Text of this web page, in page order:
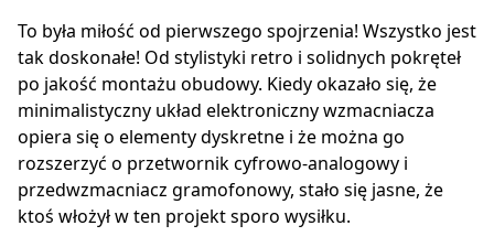
To była miłość od pierwszego spojrzenia! Wszystko jest
tak doskonałe! Od stylistyki retro i solidnych pokręteł
po jakość montażu obudowy. Kiedy okazało się, że
minimalistyczny układ elektroniczny wzmacniacza
opiera się o elementy dyskretne i że można go
rozszerzyć o przetwornik cyfrowo-analogowy i
przedwzmacniacz gramofonowy, stało się jasne, że
ktoś włożył w ten projekt sporo wysiłku.